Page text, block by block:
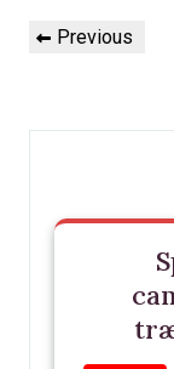
Previous
Previous